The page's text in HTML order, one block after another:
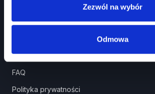
Zezwól na wybór
Odmowa
Pomoc
FAQ
Polityka prywatności